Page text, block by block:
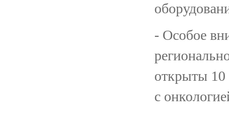
- Особое
открыты 10
с